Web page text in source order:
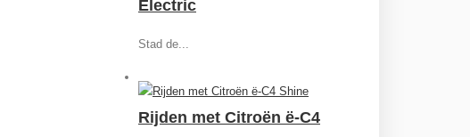
Electric
Stad de...
Rijden met Citroën ë-C4